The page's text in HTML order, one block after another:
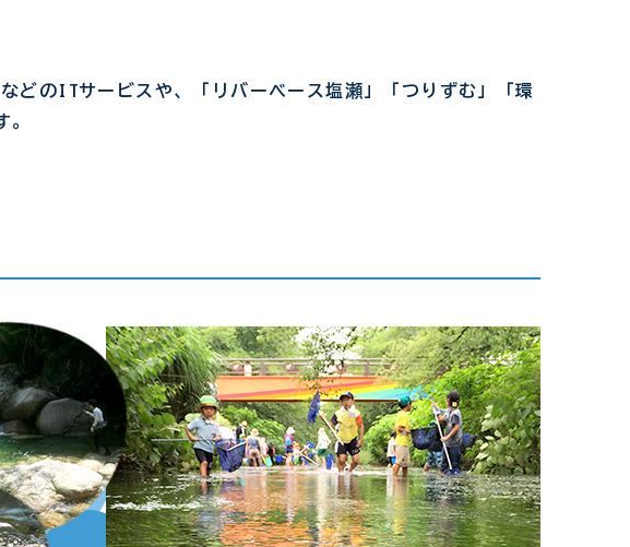
どのITサービスや、「リバーベース塩瀬」「つりずむ」「環
。